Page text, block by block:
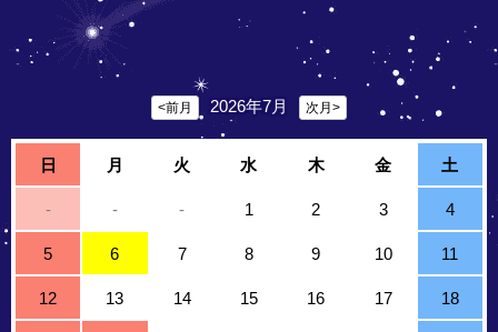
<前月 2026年7月 次月>
日 月 火 水 木 金 土
- - - 1 2 3 4
5 6 7 8 9 10 11
12 13 14 15 16 17 18